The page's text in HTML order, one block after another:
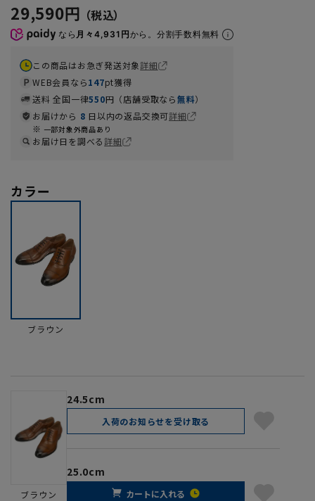
29,590円
なら 月々4,931円から。分割手数料無料
この商品はお急ぎ発送対象詳細
WEB会員なら147pt獲得
送料 全国一律550円（店舗受取なら無料）
お届けから 8 日以内の返品交換可詳細
一部対象外商品あり
お届け日を調べる詳細
カラー
ブラウン
ブラウン
24.5cm
入荷のお知らせを受け取る
25.0cm
カートに入れる